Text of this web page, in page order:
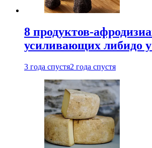
8 продуктов-
усиливающих либидо
3 года спустя2 года спустя